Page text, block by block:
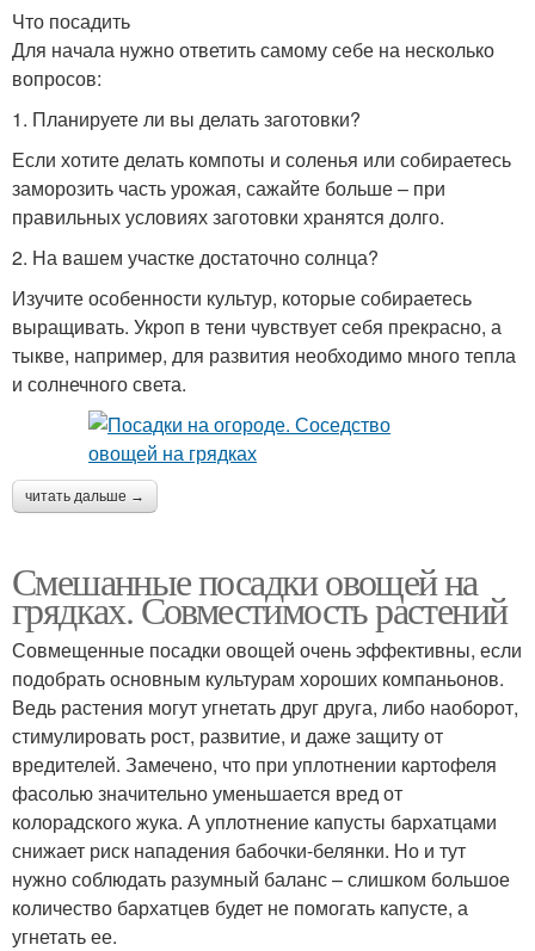
Что посадить
Для начала нужно ответить самому себе на несколько
вопросов:
1. Планируете ли вы делать заготовки?
Если хотите делать компоты и соленья или собираетесь
заморозить часть урожая, сажайте больше – при
правильных условиях заготовки хранятся долго.
2. На вашем участке достаточно солнца?
Изучите особенности культур, которые собираетесь
выращивать. Укроп в тени чувствует себя прекрасно, а
тыкве, например, для развития необходимо много тепла
и солнечного света.
читать дальше →
Смешанные посадки овощей на
грядках. Совместимость растений
Совмещенные посадки овощей очень эффективны, если
подобрать основным культурам хороших компаньонов.
Ведь растения могут угнетать друг друга, либо наоборот,
стимулировать рост, развитие, и даже защиту от
вредителей. Замечено, что при уплотнении картофеля
фасолью значительно уменьшается вред от
колорадского жука. А уплотнение капусты бархатцами
снижает риск нападения бабочки-белянки. Но и тут
нужно соблюдать разумный баланс – слишком большое
количество бархатцев будет не помогать капусте, а
угнетать ее.